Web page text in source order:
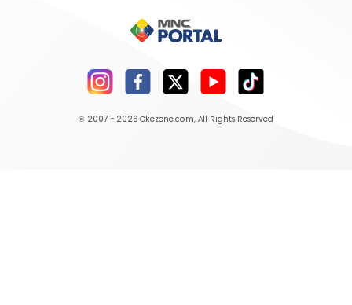
© 2007 - 2026 Okezone.com, All Rights Reserved